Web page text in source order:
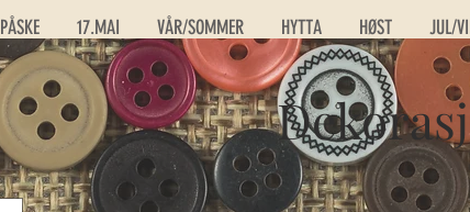
PÅSKE 17.MAI VÅR/SOMMER HYTTA HØST JUL/